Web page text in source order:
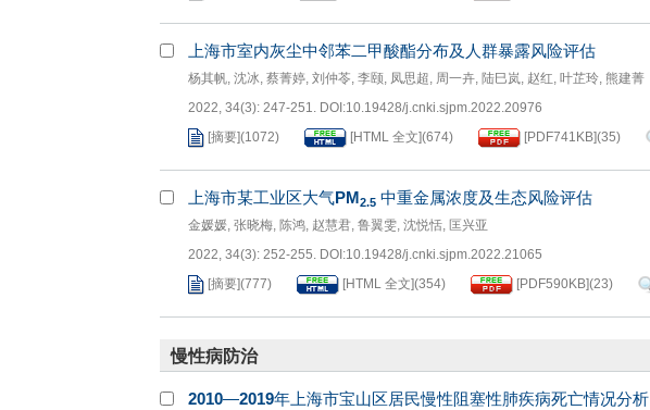
上海市室内灰尘中邻苯二甲酸酯分布及人群暴露风险评估
杨其帆, 沈冰, 蔡菁婷, 刘仲苓, 李颐, 凤思超, 周一卉, 陆巳岚, 赵红, 叶芷玲, 熊建菁
2022, 34(3): 247-251. DOI:10.19428/j.cnki.sjpm.2022.20976
[摘要](1072) [HTML 全文](674) [PDF741KB](35)
上海市某工业区大气PM2.5 中重金属浓度及生态风险评估
金媛媛, 张晓梅, 陈鸿, 赵慧君, 鲁翼雯, 沈悦恬, 匡兴亚
2022, 34(3): 252-255. DOI:10.19428/j.cnki.sjpm.2022.21065
[摘要](777) [HTML 全文](354) [PDF590KB](23)
慢性病防治
2010—2019年上海市宝山区居民慢性阻塞性肺疾病死亡情况分析